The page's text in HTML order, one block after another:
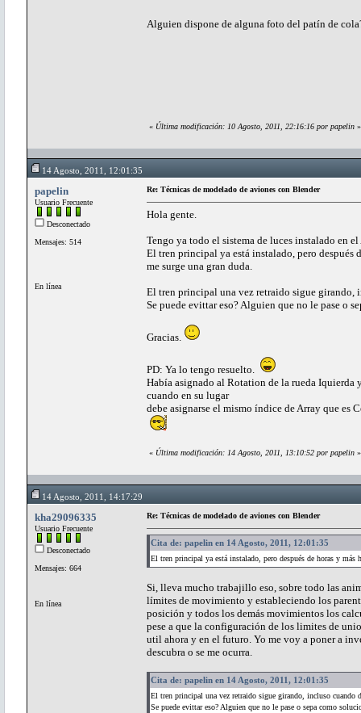
Alguien dispone de alguna foto del patín de
« Última modificación: 10 Agosto, 2011, 22:16:16 por papelin »
14 Agosto, 2011, 12:01:35
papelin
Usuario Frecuente
Desconectado
Mensajes: 514
En línea
Re: Técnicas de modelado de aviones con Blender
Hola gente.
Tengo ya todo el sistema de luces instalado en
El tren principal ya está instalado, pero después
me surge una gran duda.
El tren principal una vez retraido sigue girando,
Se puede evittar eso? Alguien que no le pase o
Gracias.
PD: Ya lo tengo resuelto.
Había asignado al Rotation de la rueda Iquierda
cuando en su lugar
debe asignarse el mismo índice de Array que es
« Última modificación: 14 Agosto, 2011, 13:10:52 por papelin »
14 Agosto, 2011, 14:17:29
kha29096335
Usuario Frecuente
Desconectado
Mensajes: 664
En línea
Re: Técnicas de modelado de aviones con Blender
Cita de: papelin en 14 Agosto, 2011, 12:01:35
El tren principal ya está instalado, pero después de horas y
Si, lleva mucho trabajillo eso, sobre todo las
límites de movimiento y estableciendo los
posición y todos los demás movimientos los
pese a que la configuración de los limites de
util ahora y en el futuro. Yo me voy a poner a
descubra o se me ocurra.
Cita de: papelin en 14 Agosto, 2011, 12:01:35
El tren principal una vez retraido sigue girando, incluso cuando
Se puede evittar eso? Alguien que no le pase o sepa como